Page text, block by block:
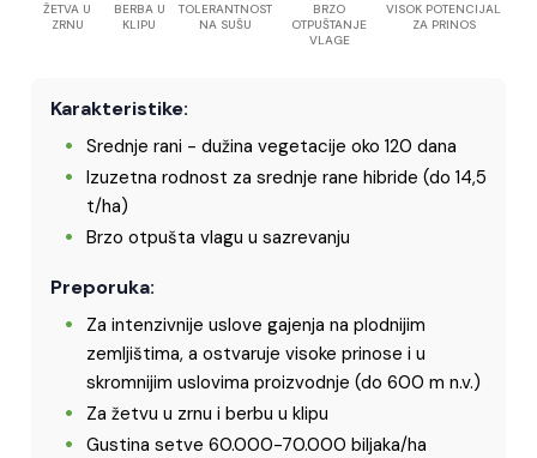
ŽETVA U
ZRNU
BERBA U
KLIPU
TOLERANTNOST
NA SUŠU
BRZO
OTPUŠTANJE
VLAGE
VISOK POTENCIJAL
ZA PRINOS
Karakteristike:
Srednje rani - dužina vegetacije oko 120 dana
Izuzetna rodnost za srednje rane hibride (do 14,5
t/ha)
Brzo otpušta vlagu u sazrevanju
Preporuka:
Za intenzivnije uslove gajenja na plodnijim
zemljištima, a ostvaruje visoke prinose i u
skromnijim uslovima proizvodnje (do 600 m n.v.)
Za žetvu u zrnu i berbu u klipu
Gustina setve 60.000-70.000 biljaka/ha